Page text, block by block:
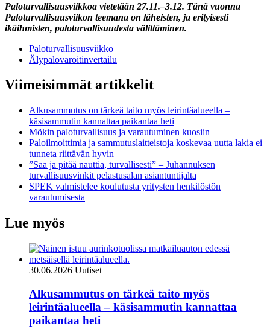
Paloturvallisuusviikkoa vietetään 27.11.–3.12. Tänä vuonna
Paloturvallisuusviikon teemana on läheisten, ja erityisesti
ikäihmisten, paloturvallisuudesta välittäminen.
Paloturvallisuusviikko
Älypalovaroitinvertailu
Viimeisimmät artikkelit
Alkusammutus on tärkeä taito myös leirintäalueella –
käsisammutin kannattaa paikantaa heti
Mökin paloturvallisuus ja varautuminen kuosiin
Paloilmoittimia ja sammutuslaitteistoja koskevaa uutta lakia ei
tunneta riittävän hyvin
”Saa ja pitää nauttia, turvallisesti” – Juhannuksen
turvallisuusvinkit pelastusalan asiantuntijalta
SPEK valmistelee koulutusta yritysten henkilöstön
varautumisesta
Lue myös
30.06.2026 Uutiset
Alkusammutus on tärkeä taito myös
leirintäalueella – käsisammutin kannattaa
paikantaa heti